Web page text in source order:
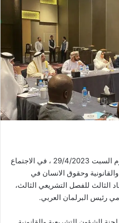
شارك النائب ناظم الشبلي اليوم السبت 29/4/2023 ، في الاجتماع
وحقوق الانسان في
الثالث للفصل التشريعي الثالث،
رئيس البرلمان العربي.